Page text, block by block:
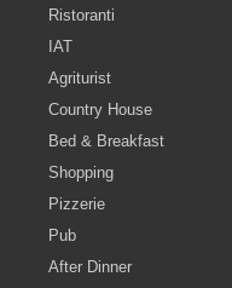
Ristoranti
IAT
Agriturist
Country House
Bed & Breakfast
Shopping
Pizzerie
Pub
After Dinner